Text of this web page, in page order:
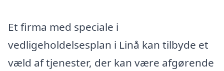
Et firma med speciale i
vedligeholdelsesplan i Linå kan tilbyde et
væld af tjenester, der kan være afgørende